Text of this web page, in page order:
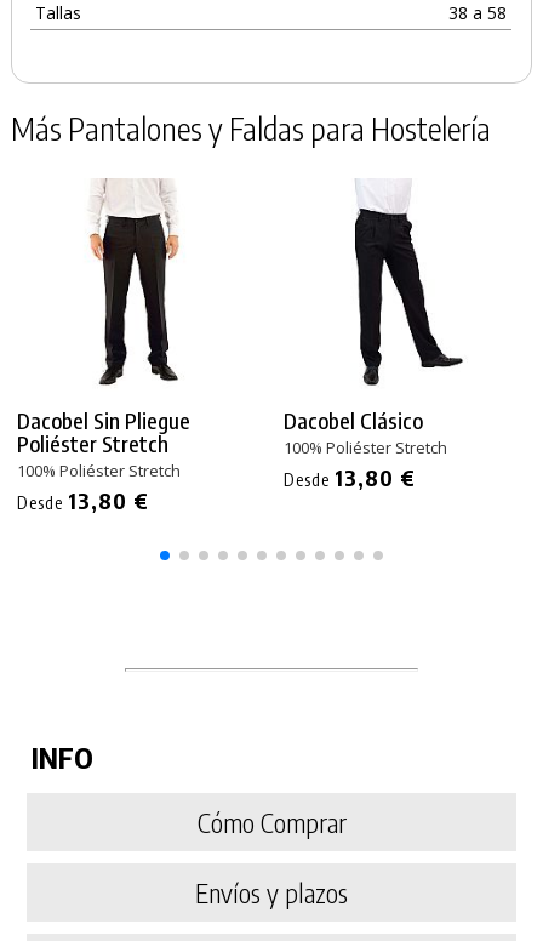
Tallas
38 a 58
Más Pantalones y Faldas para Hostelería
Dacobel Sin Pliegue
Poliéster Stretch
100% Poliéster Stretch
Desde 13,80 €
Dacobel Clásico
100% Poliéster Stretch
Desde 13,80 €
INFO
Cómo Comprar
Envíos y plazos